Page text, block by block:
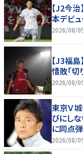
【J2今
本デビ
2026/08/
【J3福
惜敗「切
2026/08/
東京Ｖ
びにし
に同点
2026/08/